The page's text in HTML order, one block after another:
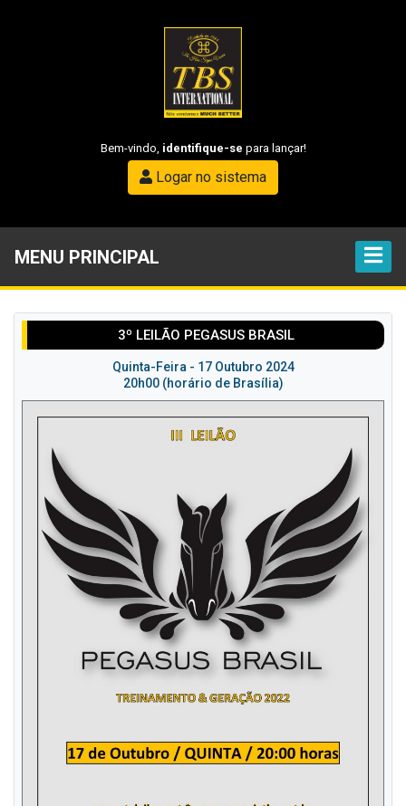
Bem-vindo, identifique-se para lançar!
Logar no sistema
MENU PRINCIPAL
3º LEILÃO PEGASUS BRASIL
Quinta-Feira - 17 Outubro 2024
20h00 (horário de Brasília)